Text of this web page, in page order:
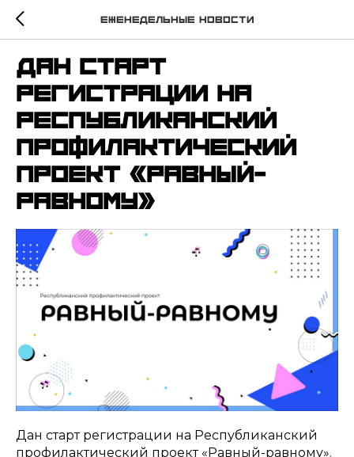
Еженедельные новости
Дан старт
регистрации на
Республиканский
профилактический
проект «Равный-
равному»
Дан старт регистрации на Республиканский
профилактический проект «Равный-равному».